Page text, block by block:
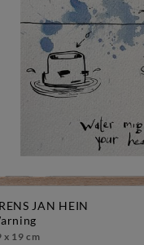
JAN HEIN
warning
x 19 cm